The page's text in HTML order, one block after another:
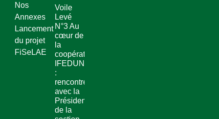
Nos
Annexes
Lancement
du projet
FiSeLAE
Voile
Levé
N°3 Au
cœur de
la
coopérative
IFEDUN
:
rencontre
avec la
Présidente
de la